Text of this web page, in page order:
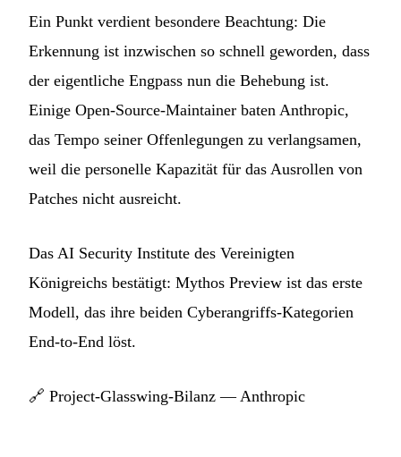
Ein Punkt verdient besondere Beachtung: Die
Erkennung ist inzwischen so schnell geworden, dass
der eigentliche Engpass nun die Behebung ist.
Einige Open-Source-Maintainer baten Anthropic,
das Tempo seiner Offenlegungen zu verlangsamen,
weil die personelle Kapazität für das Ausrollen von
Patches nicht ausreicht.
Das AI Security Institute des Vereinigten
Königreichs bestätigt: Mythos Preview ist das erste
Modell, das ihre beiden Cyberangriffs-Kategorien
End-to-End löst.
🔗 Project-Glasswing-Bilanz — Anthropic